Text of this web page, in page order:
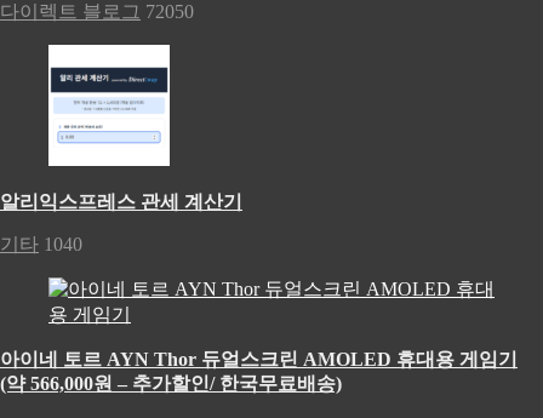
다이렉트 블로그 72050
알리익스프레스 관세 계산기
기타 1040
아이네 토르 AYN Thor 듀얼스크린 AMOLED 휴대용 게임기
(약 566,000원 – 추가할인/ 한국무료배송)